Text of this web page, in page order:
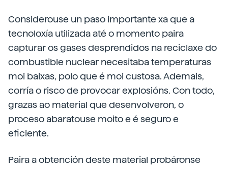
Considerouse un paso importante xa que a
tecnoloxía utilizada até o momento paira
capturar os gases desprendidos na reciclaxe do
combustible nuclear necesitaba temperaturas
moi baixas, polo que é moi custosa. Ademais,
corría o risco de provocar explosións. Con todo,
grazas ao material que desenvolveron, o
proceso abaratouse moito e é seguro e
eficiente.
Paira a obtención deste material probáronse